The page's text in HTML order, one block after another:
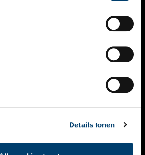
Details tonen